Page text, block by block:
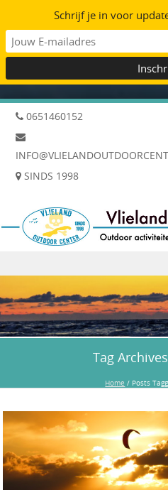
0651460152
SINDS 1998
Tag
Home / Posts
Schrijf je in voor